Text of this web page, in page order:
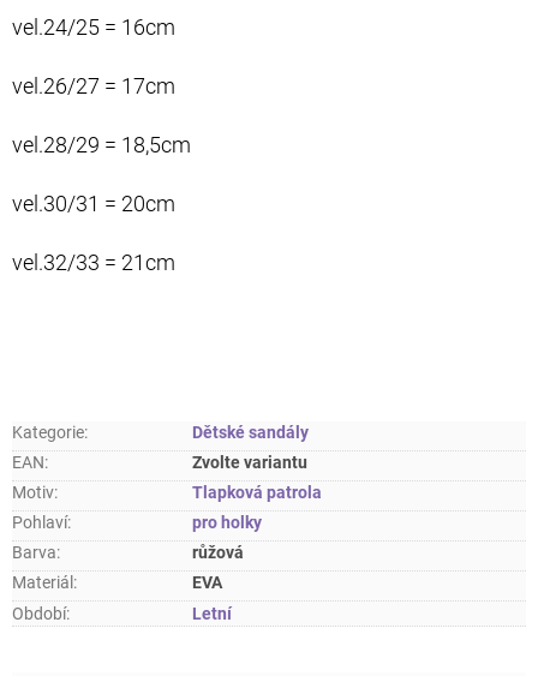
vel.24/25 = 16cm
vel.26/27 = 17cm
vel.28/29 = 18,5cm
vel.30/31 = 20cm
vel.32/33 = 21cm
Kategorie:
Dětské sandály
EAN:
Zvolte variantu
Motiv:
Tlapková patrola
Pohlaví:
pro holky
Barva:
růžová
Materiál :
EVA
Období: Letní